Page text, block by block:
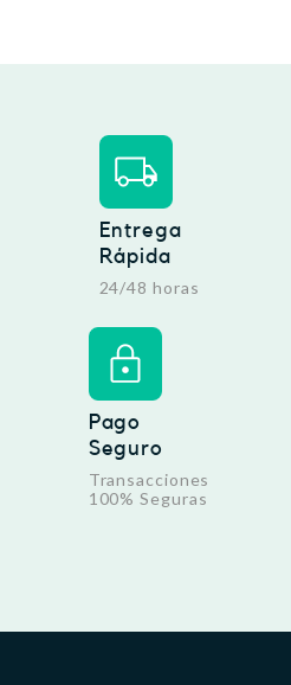
Entrega
Rápida
24/48 horas
Pago
Seguro
Transacciones
100% Seguras